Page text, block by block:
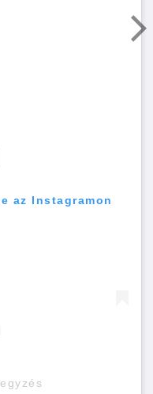
az Instagramon